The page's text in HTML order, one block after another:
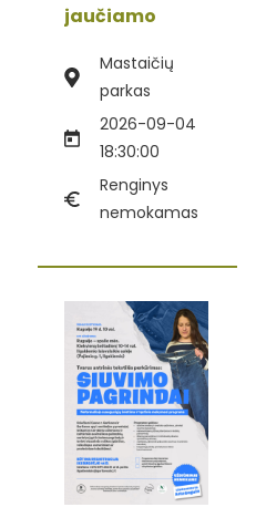
jaučiamo
Mastaičių
parkas
2026-09-04
18:30:00
Renginys
nemokamas